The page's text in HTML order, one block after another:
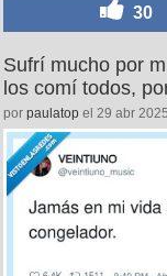
30
Sufrí mucho por
los comí todos,
por paulatop el 29 abr